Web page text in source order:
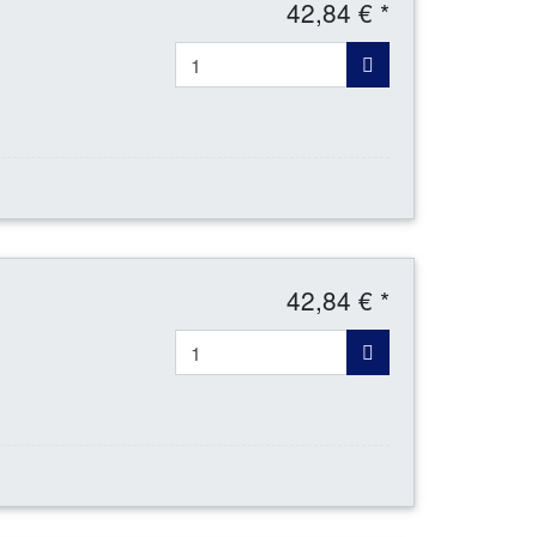
42,84 € *
42,84 € *